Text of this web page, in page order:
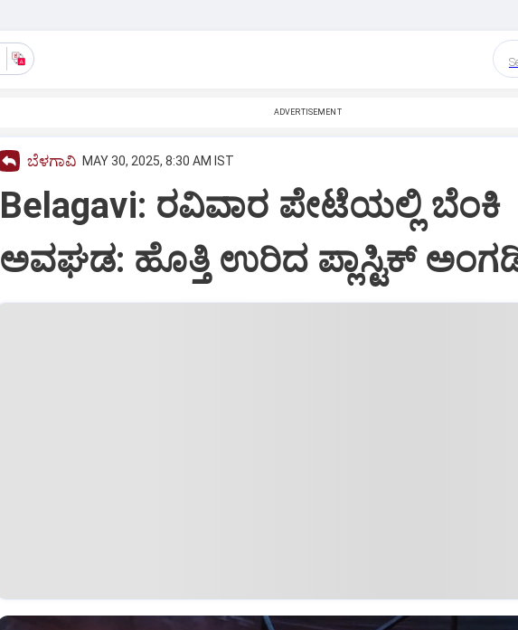
ADVERTISEMENT
ಬೆಳಗಾವಿ MAY 30, 2025, 8:30 AM IST
Belagavi: ರವಿವಾರ ಪೇಟೆಯಲ್ಲಿ ಬೆಂಕಿ
ಅವಘಡ: ಹೊತ್ತಿ ಉರಿದ ಪ್ಲಾಸ್ಟಿಕ್